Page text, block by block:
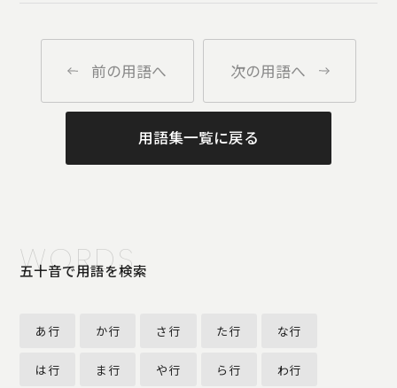
前の用語へ 次の用語へ
用語集一覧に戻る
WORDS
五十音で用語を検索
あ行 か行 さ行 た行 な行
は行 ま行 や行 ら行 わ行